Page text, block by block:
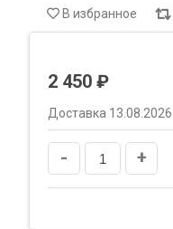
В избранное
2 450 ₽
Доставка 13.08.2026
- +